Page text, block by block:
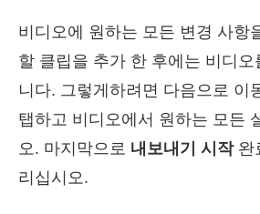
비디오에 원하는 모든 변경 사항
할 클립을 추가 한 후에는 비디오
니다. 그렇게하려면 다음으로 이
탭하고 비디오에서 원하는 모든
오. 마지막으로 내보내기 시작완
리십시오.